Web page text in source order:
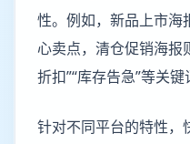
性。例如，新品上市海
心卖点，清仓促销海报
折扣”“库存告急”等关键
针对不同平台的特性，